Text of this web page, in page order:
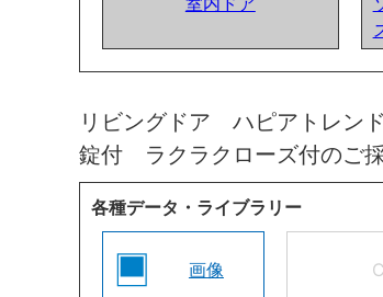
リビングドア ハピアトレ
錠付 ラクラクローズ付のご
各種データ・ライブラリー
画像